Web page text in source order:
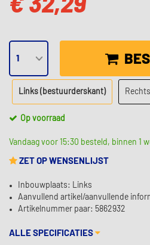
€ 32,29
Links (bestuurderskant)
Op voorraad
Vandaag voor 15:30 besteld, binnen 1
ZET OP WENSENLIJST
Inbouwplaats: Links
Aanvullend artikel/aanvullende
Artikelnummer paar: 5862932
ALLE SPECIFICATIES